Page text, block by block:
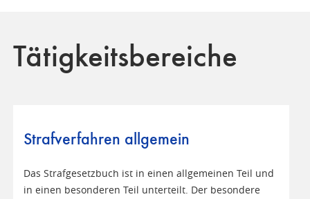
Tätigkeitsbereiche
Strafverfahren allgemein
Das Strafgesetzbuch ist in einen allgemeinen Teil und
in einen besonderen Teil unterteilt. Der besondere